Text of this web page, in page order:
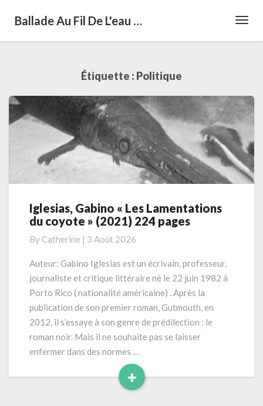
Ballade Au Fil De L'eau …
Étiquette : Politique
Iglesias,
Gabino
Lamentations
du
(2021)
224
pages
Iglesias, Gabino « Les Lamentations
du coyote » (2021) 224 pages
By Catherine | 3 Août 2026
Auteur: Gabino Iglesias est un écrivain, professeur,
journaliste et critique littéraire né le 22 juin 1982 à
Porto Rico ( nationalité américaine) . Après la
publication de son premier roman, Gutmouth, en
2012, il s’essaye à son genre de prédilection : le
roman noir. Mais il ne souhaite pas se laisser
enfermer dans des normes …
+
Read